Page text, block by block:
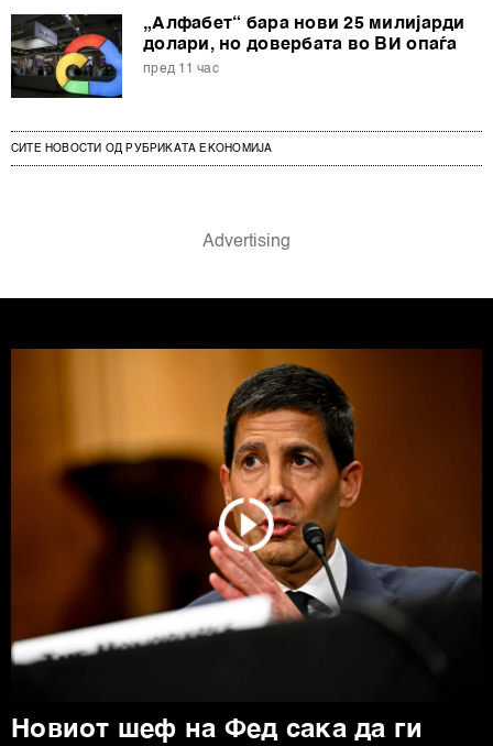
„Алфабет“ бара нови 25 милијарди
долари, но довербата во ВИ опаѓа
пред 11 час
СИТЕ НОВОСТИ ОД РУБРИКАТА ЕКОНОМИЈА
Новиот шеф на Фед сака да ги